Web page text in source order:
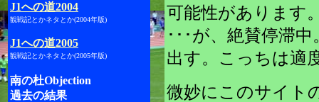
J1への道2004
観戦記とかネタとか(2004年版)
J1への道2005
観戦記とかネタとか(2005年版)
南の杜Objection
過去の結果
可能性があります
･･･が、絶賛停滞
出す。こっちは適
微妙にこのサイト